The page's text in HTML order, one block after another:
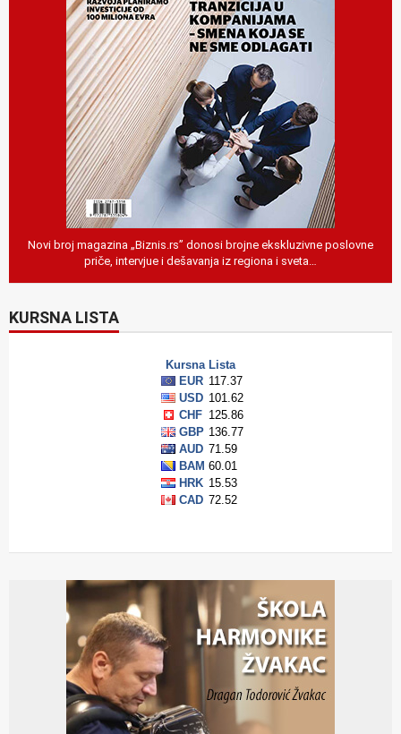
Novi broj magazina „Biznis.rs” donosi brojne ekskluzivne poslovne
priče, intervjue i dešavanja iz regiona i sveta…
KURSNA LISTA